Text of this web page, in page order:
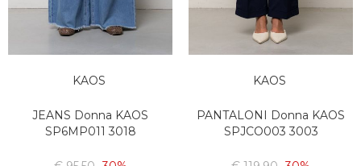
KAOS
JEANS Donna KAOS
SP6MP011 3018
KAOS
PANTALONI Donna KAOS
SPJCO003 3003